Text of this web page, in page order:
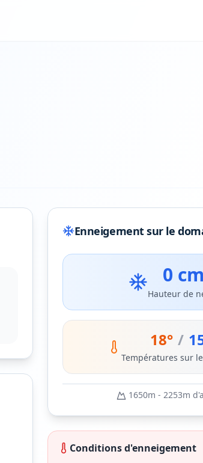
Enneigement sur le
0 cm
Hauteur de
18° /
Températures sur
1650m -2253m
Conditions d'enneigement